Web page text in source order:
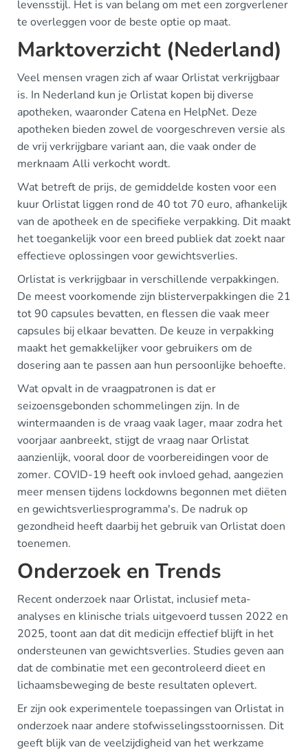
levensstijl. Het is van belang om met een zorgverlener
te overleggen voor de beste optie op maat.
Marktoverzicht (Nederland)
Veel mensen vragen zich af waar Orlistat verkrijgbaar
is. In Nederland kun je Orlistat kopen bij diverse
apotheken, waaronder Catena en HelpNet. Deze
apotheken bieden zowel de voorgeschreven versie als
de vrij verkrijgbare variant aan, die vaak onder de
merknaam Alli verkocht wordt.
Wat betreft de prijs, de gemiddelde kosten voor een
kuur Orlistat liggen rond de 40 tot 70 euro, afhankelijk
van de apotheek en de specifieke verpakking. Dit maakt
het toegankelijk voor een breed publiek dat zoekt naar
effectieve oplossingen voor gewichtsverlies.
Orlistat is verkrijgbaar in verschillende verpakkingen.
De meest voorkomende zijn blisterverpakkingen die 21
tot 90 capsules bevatten, en flessen die vaak meer
capsules bij elkaar bevatten. De keuze in verpakking
maakt het gemakkelijker voor gebruikers om de
dosering aan te passen aan hun persoonlijke behoefte.
Wat opvalt in de vraagpatronen is dat er
seizoensgebonden schommelingen zijn. In de
wintermaanden is de vraag vaak lager, maar zodra het
voorjaar aanbreekt, stijgt de vraag naar Orlistat
aanzienlijk, vooral door de voorbereidingen voor de
zomer. COVID-19 heeft ook invloed gehad, aangezien
meer mensen tijdens lockdowns begonnen met diëten
en gewichtsverliesprogramma's. De nadruk op
gezondheid heeft daarbij het gebruik van Orlistat doen
toenemen.
Onderzoek en Trends
Recent onderzoek naar Orlistat, inclusief meta-
analyses en klinische trials uitgevoerd tussen 2022 en
2025, toont aan dat dit medicijn effectief blijft in het
ondersteunen van gewichtsverlies. Studies geven aan
dat de combinatie met een gecontroleerd dieet en
lichaamsbeweging de beste resultaten oplevert.
Er zijn ook experimentele toepassingen van Orlistat in
onderzoek naar andere stofwisselingsstoornissen. Dit
geeft blijk van de veelzijdigheid van het werkzame